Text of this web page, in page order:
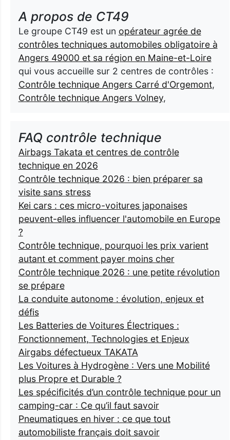
A propos de CT49
Le groupe CT49 est un opérateur agrée de
contrôles techniques automobiles obligatoire à
Angers 49000 et sa région en Maine-et-Loire
qui vous accueille sur 2 centres de contrôles :
Contrôle technique Angers Carré d'Orgemont,
Contrôle technique Angers Volney,
FAQ contrôle technique
Airbags Takata et centres de contrôle
technique en 2026
Contrôle technique 2026 : bien préparer sa
visite sans stress
Kei cars : ces micro-voitures japonaises
peuvent-elles influencer l'automobile en Europe
?
Contrôle technique, pourquoi les prix varient
autant et comment payer moins cher
Contrôle technique 2026 : une petite révolution
se prépare
La conduite autonome : évolution, enjeux et
défis
Les Batteries de Voitures Électriques :
Fonctionnement, Technologies et Enjeux
Airgabs défectueux TAKATA
Les Voitures à Hydrogène : Vers une Mobilité
plus Propre et Durable ?
Les spécificités d’un contrôle technique pour un
camping-car : Ce qu’il faut savoir
Pneumatiques en hiver : ce que tout
automobiliste français doit savoir